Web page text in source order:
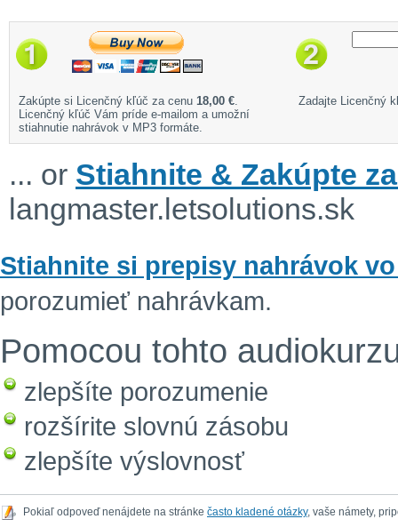
Zakúpte si Licenčný kľúč za cenu 18,00 €.
Licenčný kľúč Vám príde e-mailom a umožní
stiahnutie nahrávok v MP3 formáte.
Zadajte Licenčný
... or Stiahnite & Zakúpte
langmaster.letsolutions.sk
Stiahnite si prepisy nahrávok
porozumieť nahrávkam.
Pomocou tohto
zlepšíte porozumenie
rozšírite slovnú zásobu
zlepšíte výslovnosť
Pokiaľ odpoveď nenájdete na stránke často kladené otázky, vaše námety,